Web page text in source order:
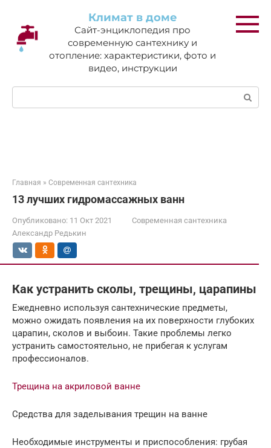
контенту
Климат в доме
Сайт-энциклопедия про
современную сантехнику и
отопление: характеристики, фото и
видео, инструкции
Поиск:
Главная » Современная сантехника
13 лучших гидромассажных ванн
Опубликовано: 11 Окт 2021
Современная сантехника
Александр Редькин
Как устранить сколы, трещины, царапины
Ежедневно используя сантехнические предметы,
можно ожидать появления на их поверхности глубоких
царапин, сколов и выбоин. Такие проблемы легко
устранить самостоятельно, не прибегая к услугам
профессионалов.
Трещина на акриловой ванне
Средства для заделывания трещин на ванне
Необходимые инструменты и приспособления: грубая